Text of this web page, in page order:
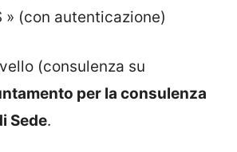
» (con autenticazione)
(consulenza su
per la consulenza
Sede.